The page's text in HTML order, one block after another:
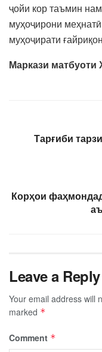
ҷойи кор таъмин
муҳоҷирони
муҳоҷирати
Маркази матбуоти
Тарғиби
Корҳои
Leave a Reply
Your email address will
marked *
Comment *